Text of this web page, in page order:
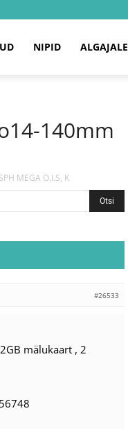
NIPID ALGAJALE
140mm
MEGA O.I.S, K
#26533
mälukaart , 2